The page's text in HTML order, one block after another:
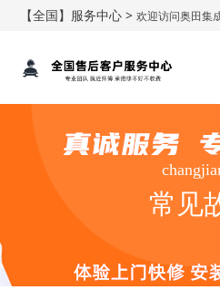
【全国】服务中心 >欢迎访问奥田集
常见